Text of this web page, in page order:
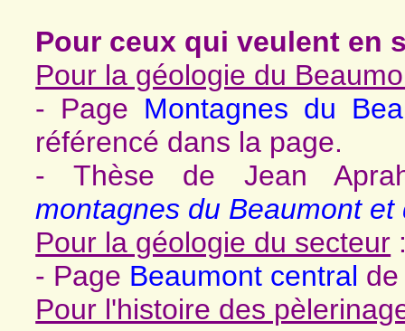
Pour ceux qui veulent en
Pour la géologie du
- Page Montagnes du
référencé dans la page.
- Thèse de Jean
montagnes du Beaumont et
Pour la géologie du secteur
- Page Beaumont central
Pour l'histoire des